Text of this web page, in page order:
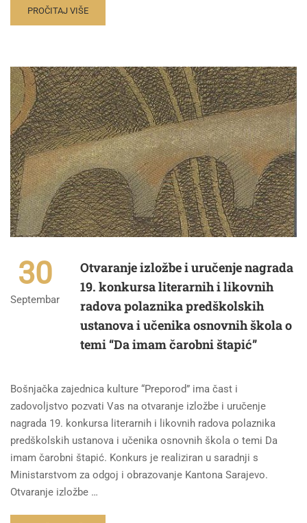
PROČITAJ VIŠE
30
Septembar
Otvaranje izložbe i uručenje nagrada
19. konkursa literarnih i likovnih
radova polaznika predškolskih
ustanova i učenika osnovnih škola o
temi “Da imam čarobni štapić”
Bošnjačka zajednica kulture “Preporod” ima čast i
zadovoljstvo pozvati Vas na otvaranje izložbe i uručenje
nagrada 19. konkursa literarnih i likovnih radova polaznika
predškolskih ustanova i učenika osnovnih škola o temi Da
imam čarobni štapić. Konkurs je realiziran u saradnji s
Ministarstvom za odgoj i obrazovanje Kantona Sarajevo.
Otvaranje izložbe …